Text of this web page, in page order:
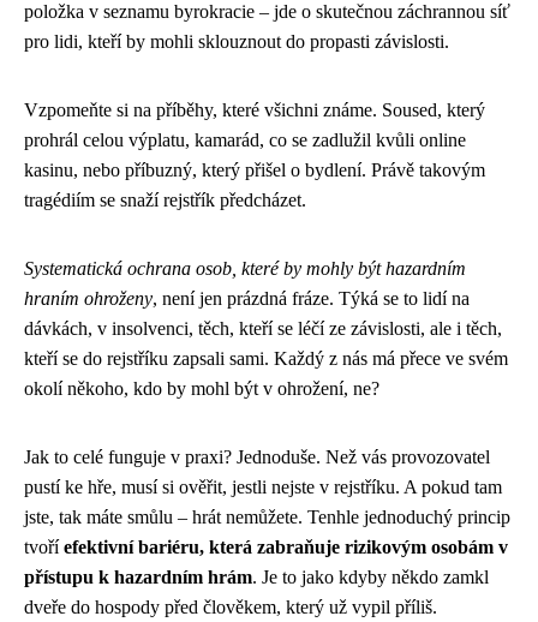
položka v seznamu byrokracie – jde o skutečnou záchrannou síť
pro lidi, kteří by mohli sklouznout do propasti závislosti.
Vzpomeňte si na příběhy, které všichni známe. Soused, který
prohrál celou výplatu, kamarád, co se zadlužil kvůli online
kasinu, nebo příbuzný, který přišel o bydlení. Právě takovým
tragédiím se snaží rejstřík předcházet.
Systematická ochrana osob, které by mohly být hazardním
hraním ohroženy, není jen prázdná fráze. Týká se to lidí na
dávkách, v insolvenci, těch, kteří se léčí ze závislosti, ale i těch,
kteří se do rejstříku zapsali sami. Každý z nás má přece ve svém
okolí někoho, kdo by mohl být v ohrožení, ne?
Jak to celé funguje v praxi? Jednoduše. Než vás provozovatel
pustí ke hře, musí si ověřit, jestli nejste v rejstříku. A pokud tam
jste, tak máte smůlu – hrát nemůžete. Tenhle jednoduchý princip
tvoříefektivní bariéru, která zabraňuje rizikovým osobám v
přístupu k hazardním hrám. Je to jako kdyby někdo zamkl
dveře do hospody před člověkem, který už vypil příliš.